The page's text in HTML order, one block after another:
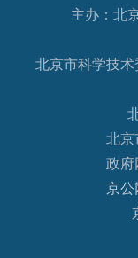
农业农村部 商务
国家
国务院国有资产监
国
主办：北
北京市科学技
北京
政府
京公